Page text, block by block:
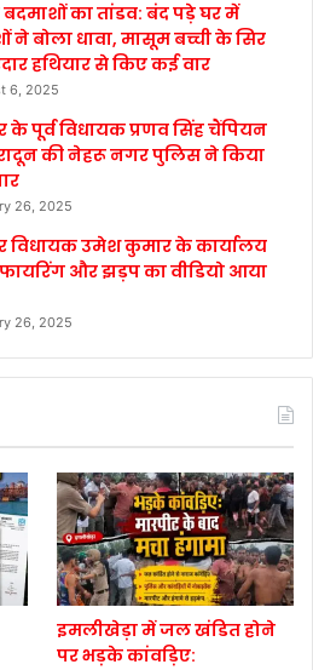
का तांडव: बंद पड़े घर में
ने बोला धावा, मासूम बच्ची के सिर
हथियार से किए कई वार
6, 2025
के पूर्व विधायक प्रणव सिंह चैंपियन
की नेहरू नगर पुलिस ने किया
26, 2025
विधायक उमेश कुमार के कार्यालय
और झड़प का वीडियो आया
26, 2025
इमलीखेड़ा में जल खंडित होने
पर भड़के कांवड़िए: